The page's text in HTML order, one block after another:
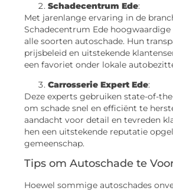
Schadecentrum Ede:
Met jarenlange ervaring in de
Schadecentrum Ede hoogwaardige
alle soorten autoschade. Hun
prijsbeleid en uitstekende
een favoriet onder lokale
Carrosserie Expert Ede:
Deze experts gebruiken state-of-
om schade snel en efficiënt te
aandacht voor detail en tevreden
hen een uitstekende reputatie
gemeenschap.
Tips om Autoschade te
Hoewel sommige autoschades